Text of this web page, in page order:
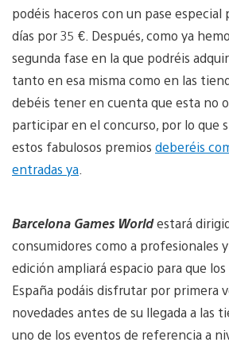
podéis haceros con un pase especial
días por 35 €. Después, como ya
segunda fase en la que podréis
tanto en esa misma como en las
debéis tener en cuenta que esta no
participar en el concurso, por lo que
estos fabulosos premios deberéis
entradas ya
Barcelona Games Worldestará
consumidores como a profesionales
edición ampliará espacio para que
España podáis disfrutar por primera
novedades antes de su llegada a las
uno de los eventos de referencia a